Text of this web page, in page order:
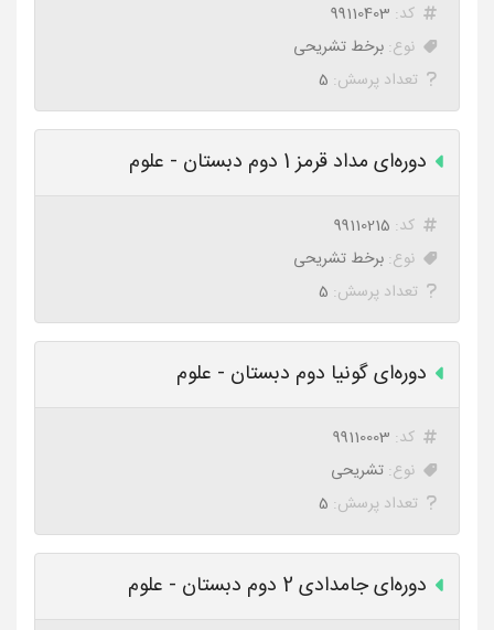
کد: 99110403
نوع: برخط تشریحی
تعداد پرسش: 5
دوره‌ای مداد قرمز 1 دوم دبستان - علوم
کد: 99110215
نوع: برخط تشریحی
تعداد پرسش: 5
دوره‌ای گونیا دوم دبستان - علوم
کد: 99110003
نوع: تشریحی
تعداد پرسش: 5
دوره‌ای جامدادی 2 دوم دبستان - علوم